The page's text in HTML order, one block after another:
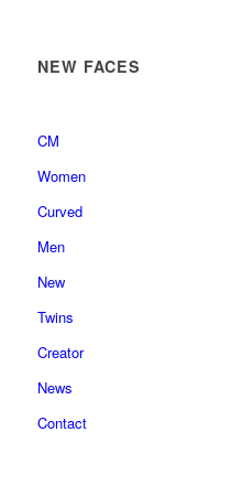
NEW FACES
CM
Women
Curved
Men
New
Twins
Creator
News
Contact